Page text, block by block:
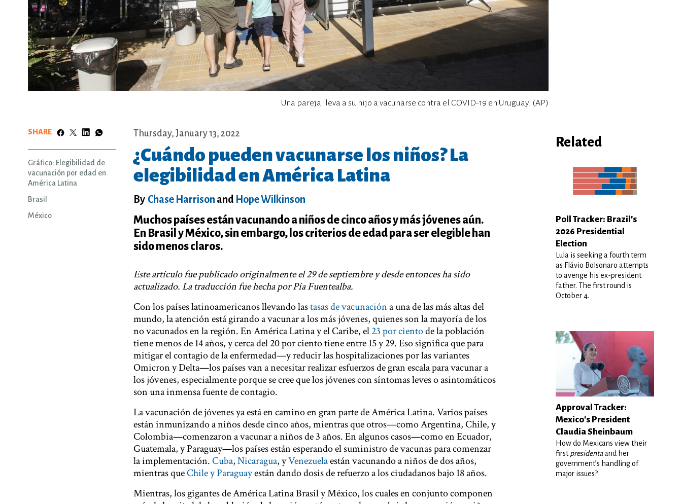
Una pareja lleva a su hijo a vacunarse contra el COVID-19 en Uruguay. (AP)
SHARE
Gráfico: Elegibilidad de
vacunación por edad en
América Latina
Brasil
México
Thursday, January 13, 2022
¿Cuándo pueden vacunarse los niños? La
elegibilidad en América Latina
By Chase Harrison and Hope Wilkinson
Muchos países están vacunando a niños de cinco años y más jóvenes aún.
En Brasil y México, sin embargo, los criterios de edad para ser elegible han
sido menos claros.
Este artículo fue publicado originalmente el 29 de septiembre y desde entonces ha sido
actualizado. La traducción fue hecha por Pía Fuentealba.
Con los países latinoamericanos llevando lastasas de vacunacióna una de las más altas del
mundo, la atención está girando a vacunar a los más jóvenes, quienes son la mayoría de los
no vacunados en la región. En América Latina y el Caribe, el23 por cientode la población
tiene menos de 14 años, y cerca del 20 por ciento tiene entre 15 y 29. Eso significa que para
mitigar el contagio de la enfermedad—y reducir las hospitalizaciones por las variantes
Omicron y Delta—los países van a necesitar realizar esfuerzos de gran escala para vacunar a
los jóvenes, especialmente porque se cree que los jóvenes con síntomas leves o asintomáticos
son una inmensa fuente de contagio.
La vacunación de jóvenes ya está en camino en gran parte de América Latina. Varios países
están inmunizando a niños desde cinco años, mientras que otros—como Argentina, Chile, y
Colombia—comenzaron a vacunar a niños de 3 años. En algunos casos—como en Ecuador,
Guatemala, y Paraguay—los países están esperando el suministro de vacunas para comenzar
la implementación.Cuba,Nicaragua, yVenezuelaestán vacunando a niños de dos años,
mientras queChile y Paraguayestán dando dosis de refuerzo a los ciudadanos bajo 18 años.
Mientras, los gigantes de América Latina Brasil y México, los cuales en conjunto componen
Related
Poll Tracker: Brazil’s
2026 Presidential
Election
Lula is seeking a fourth term
as Flávio Bolsonaro attempts
to avenge his ex-president
father. The first round is
October 4.
Approval Tracker:
Mexico's President
Claudia Sheinbaum
How do Mexicans view their
firstpresidentaand her
government’s handling of
major issues?